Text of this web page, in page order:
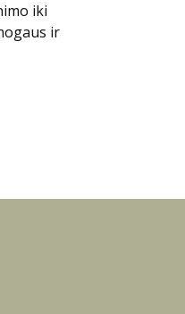
iki
ir